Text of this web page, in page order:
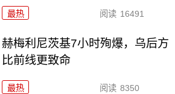
最热 阅读 16491
赫梅利尼茨基7小时殉爆，乌后方
比前线更致命
最热 阅读 8350